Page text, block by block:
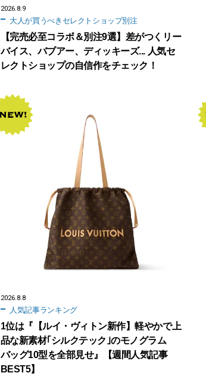
2026.8.9
大人が買うべきセレクトショップ別注
【完売必至コラボ＆別注9選】差がつくリー
バイス、バブアー、ディッキーズ... 人気セ
レクトショップの自信作をチェック！
2026.8.8
人気記事ランキング
1位は『【ルイ・ヴィトン新作】軽やかで上
品な新素材｢シルクテック｣のモノグラム
バッグ10型を全部見せ』【週間人気記事
BEST5】